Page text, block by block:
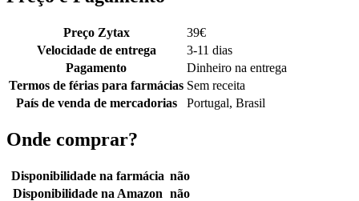
Preço Zytax 39€
Velocidade de entrega
3-11 dias
Pagamento
Dinheiro na entrega
Termos de férias para farmácias Sem receita
País de venda de mercadorias
Portugal, Brasil
Onde comprar?
Disponibilidade na farmácia não
Disponibilidade na Amazon não